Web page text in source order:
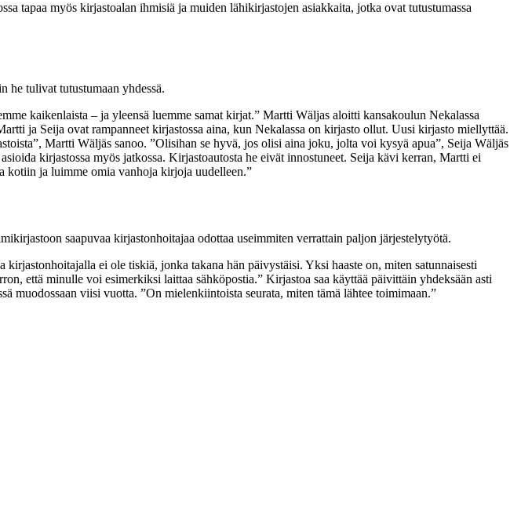
tapaa myös kirjastoalan ihmisiä ja muiden lähikirjastojen asiakkaita, jotka ovat tutustumassa
he tulivat tutustumaan yhdessä.
kaikenlaista – ja yleensä luemme samat kirjat.” Martti Wäljas aloitti kansakoulun Nekalassa
ja Seija ovat rampanneet kirjastossa aina, kun Nekalassa on kirjasto ollut. Uusi kirjasto miellyttää.
Martti Wäljäs sanoo. ”Olisihan se hyvä, jos olisi aina joku, jolta voi kysyä apua”, Seija Wäljäs
kirjastossa myös jatkossa. Kirjastoautosta he eivät innostuneet. Seija kävi kerran, Martti ei
kotiin ja luimme omia vanhoja kirjoja uudelleen.”
saapuvaa kirjastonhoitajaa odottaa useimmiten verrattain paljon järjestelytyötä.
ei ole tiskiä, jonka takana hän päivystäisi. Yksi haaste on, miten satunnaisesti
että minulle voi esimerkiksi laittaa sähköpostia.” Kirjastoa saa käyttää päivittäin yhdeksään asti
muodossaan viisi vuotta. ”On mielenkiintoista seurata, miten tämä lähtee toimimaan.”